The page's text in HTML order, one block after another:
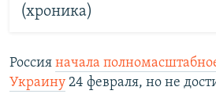
(хроника)
Россия начала
Украину 24 февраля, но не